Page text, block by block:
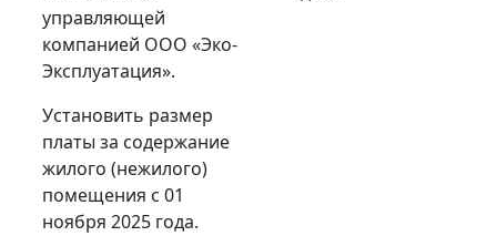
управляющей
компанией ООО «Эко-
Эксплуатация».
Установить размер
платы за содержание
жилого (нежилого)
помещения с 01
ноября 2025 года.